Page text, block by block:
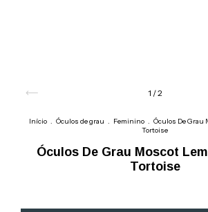
1 /2
Início . Óculos de grau . Feminino . Óculos De Grau
Tortoise
Óculos De Grau Moscot
Tortoise